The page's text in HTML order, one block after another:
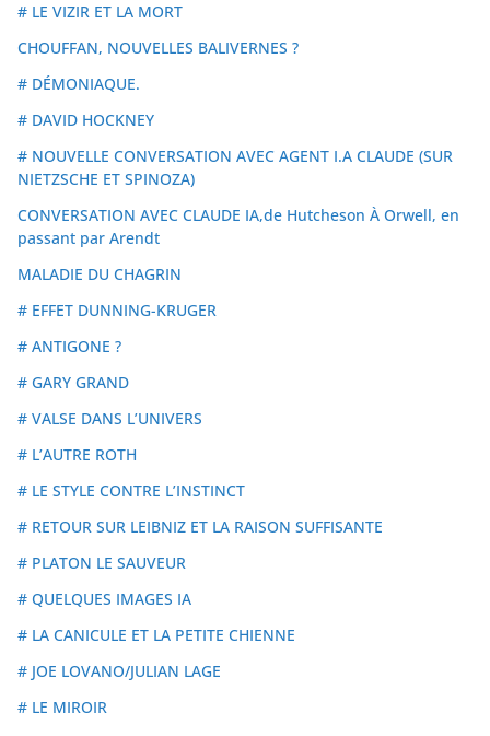
# LE VIZIR ET LA MORT
CHOUFFAN, NOUVELLES BALIVERNES ?
# DÉMONIAQUE.
# DAVID HOCKNEY
# NOUVELLE CONVERSATION AVEC AGENT I.A CLAUDE (SUR
NIETZSCHE ET SPINOZA)
CONVERSATION AVEC CLAUDE IA,de Hutcheson À Orwell, en
passant par Arendt
MALADIE DU CHAGRIN
# EFFET DUNNING-KRUGER
# ANTIGONE ?
# GARY GRAND
# VALSE DANS L’UNIVERS
# L’AUTRE ROTH
# LE STYLE CONTRE L’INSTINCT
# RETOUR SUR LEIBNIZ ET LA RAISON SUFFISANTE
# PLATON LE SAUVEUR
# QUELQUES IMAGES IA
# LA CANICULE ET LA PETITE CHIENNE
# JOE LOVANO/JULIAN LAGE
# LE MIROIR